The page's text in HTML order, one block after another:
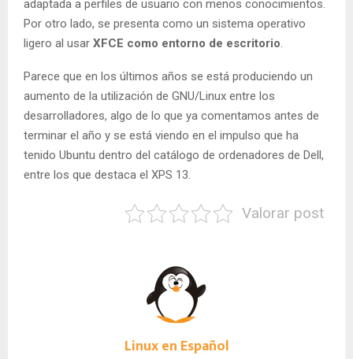
adaptada a perfiles de usuario con menos conocimientos.
Por otro lado, se presenta como un sistema operativo
ligero al usar XFCE como entorno de escritorio
Parece que en los últimos años se está produciendo un
aumento de la utilización de GNU/Linux entre los
desarrolladores, algo de lo que ya comentamos antes de
terminar el año y se está viendo en el impulso que ha
tenido Ubuntu dentro del catálogo de ordenadores de Dell,
entre los que destaca el XPS 13.
Valorar post
Linux en Español